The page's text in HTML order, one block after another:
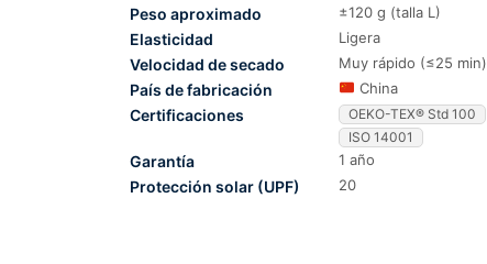
Peso aproximado ±120 g (talla L)
Elasticidad Ligera
Velocidad de secado Muy rápido (≤25 min)
País de fabricación China
Certificaciones OEKO-TEX® Std 100
ISO 14001
Garantía 1 año
Protección solar (UPF) 20